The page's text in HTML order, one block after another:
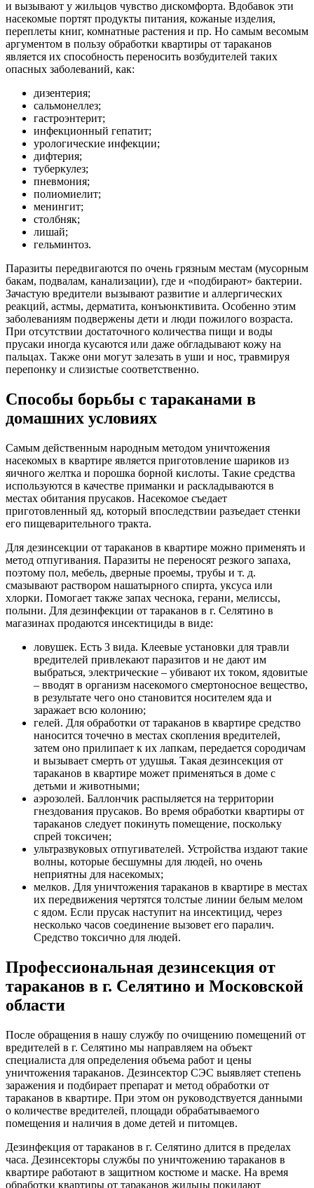
и вызывают у жильцов чувство дискомфорта. Вдобавок эти
насекомые портят продукты питания, кожаные изделия,
переплеты книг, комнатные растения и пр. Но самым весомым
аргументом в пользу обработки квартиры от тараканов
является их способность переносить возбудителей таких
опасных заболеваний, как:
дизентерия;
сальмонеллез;
гастроэнтерит;
инфекционный гепатит;
урологические инфекции;
дифтерия;
туберкулез;
пневмония;
полиомиелит;
менингит;
столбняк;
лишай;
гельминтоз.
Паразиты передвигаются по очень грязным местам (мусорным
бакам, подвалам, канализации), где и «подбирают» бактерии.
Зачастую вредители вызывают развитие и аллергических
реакций, астмы, дерматита, конъюнктивита. Особенно этим
заболеваниям подвержены дети и люди пожилого возраста.
При отсутствии достаточного количества пищи и воды
прусаки иногда кусаются или даже обгладывают кожу на
пальцах. Также они могут залезать в уши и нос, травмируя
перепонку и слизистые соответственно.
Способы борьбы с тараканами в
домашних условиях
Самым действенным народным методом уничтожения
насекомых в квартире является приготовление шариков из
яичного желтка и порошка борной кислоты. Такие средства
используются в качестве приманки и раскладываются в
местах обитания прусаков. Насекомое съедает
приготовленный яд, который впоследствии разъедает стенки
его пищеварительного тракта.
Для дезинсекции от тараканов в квартире можно применять и
метод отпугивания. Паразиты не переносят резкого запаха,
поэтому пол, мебель, дверные проемы, трубы и т. д.
смазывают раствором нашатырного спирта, уксуса или
хлорки. Помогает также запах чеснока, герани, мелиссы,
полыни. Для дезинфекции от тараканов в г. Селятино в
магазинах продаются инсектициды в виде:
ловушек. Есть 3 вида. Клеевые установки для травли
вредителей привлекают паразитов и не дают им
выбраться, электрические – убивают их током, ядовитые
– вводят в организм насекомого смертоносное вещество,
в результате чего оно становится носителем яда и
заражает всю колонию;
гелей. Для обработки от тараканов в квартире средство
наносится точечно в местах скопления вредителей,
затем оно прилипает к их лапкам, передается сородичам
и вызывает смерть от удушья. Такая дезинсекция от
тараканов в квартире может применяться в доме с
детьми и животными;
аэрозолей. Баллончик распыляется на территории
гнездования прусаков. Во время обработки квартиры от
тараканов следует покинуть помещение, поскольку
спрей токсичен;
ультразвуковых отпугивателей. Устройства издают такие
волны, которые бесшумны для людей, но очень
неприятны для насекомых;
мелков. Для уничтожения тараканов в квартире в местах
их передвижения чертятся толстые линии белым мелом
с ядом. Если прусак наступит на инсектицид, через
несколько часов соединение вызовет его паралич.
Средство токсично для людей.
Профессиональная дезинсекция от
тараканов в г. Селятино и Московской
области
После обращения в нашу службу по очищению помещений от
вредителей в г. Селятино мы направляем на объект
специалиста для определения объема работ и цены
уничтожения тараканов. Дезинсектор СЭС выявляет степень
заражения и подбирает препарат и метод обработки от
тараканов в квартире. При этом он руководствуется данными
о количестве вредителей, площади обрабатываемого
помещения и наличия в доме детей и питомцев.
Дезинфекция от тараканов в г. Селятино длится в пределах
часа. Дезинсекторы службы по уничтожению тараканов в
квартире работают в защитном костюме и маске. На время
обработки квартиры от тараканов жильцы покидают